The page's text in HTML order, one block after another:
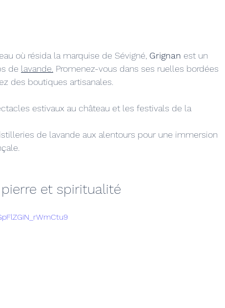
où résida la marquise de Sévigné, Grignan est un
de lavande. Promenez-vous dans ses ruelles bordées
des boutiques artisanales.
estivaux au château et les festivals de la
de lavande aux alentours pour une immersion
et spiritualité